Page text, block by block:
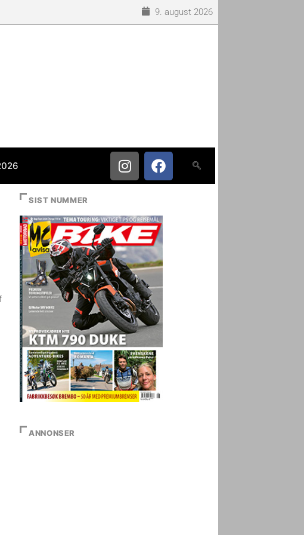
9. august 2026
SIST NUMMER
ANNONSER